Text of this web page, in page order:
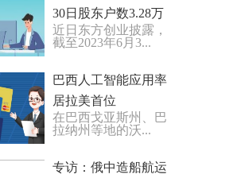
30日股东户数3.28万
户，较上期增加
近日东方创业披露，
截至2023年6月3...
巴西人工智能应用率
居拉美首位
在巴西戈亚斯州、巴
拉纳州等地的沃...
专访：俄中造船航运